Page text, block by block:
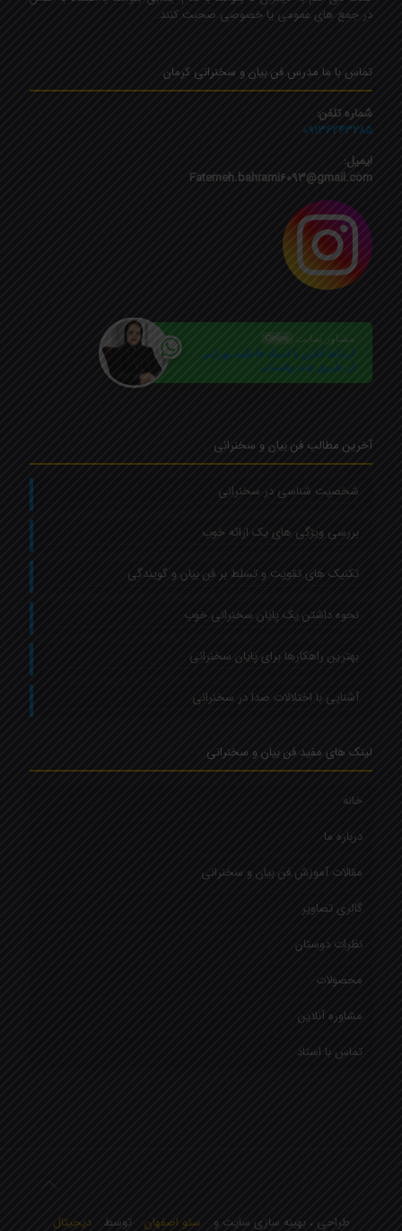
در جمع های عمومی یا خصوصی صحبت کنند.
تماس با ما مدرس فن بیان و سخنرانی کرمان
شماره تلفن:
۰۹۱۳۶۲۴۳۲۸۵
ایمیل:
Fatemeh.bahrami6093@gmail.com
مشاور سایت Online
ارتباط آنلاین با استاد فاطمه بهرامی
از طریق چت واتساپ
آخرین مطالب فن بیان و سخنرانی
شخصیت شناسی در سخنرانی
بررسی ویژگی های یک ارائه خوب
تکنیک های تقویت و تسلط بر فن بیان و گویندگی
نحوه داشتن یک پایان سخنرانی خوب
بهترین راهکارها برای پایان سخنرانی
آشنایی با اختلالات صدا در سخنرانی
لینک های مفید فن بیان و سخنرانی
خانه
درباره ما
مقالات آموزش فن بیان و سخنرانی
گالری تصاویر
نظرات دوستان
محصولات
مشاوره آنلاین
تماس با استاد
طراحی ، بهینه سازی سایت و سئو اصفهان توسط
دیجیتال